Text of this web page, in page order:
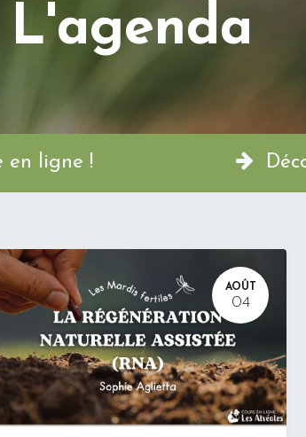
L'agenda
en ligne !
AOÛT
04